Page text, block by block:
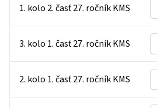
1. kolo 2. časť 27. ročník KMS
3. kolo 1. časť 27. ročník KMS
2. kolo 1. časť 27. ročník KMS